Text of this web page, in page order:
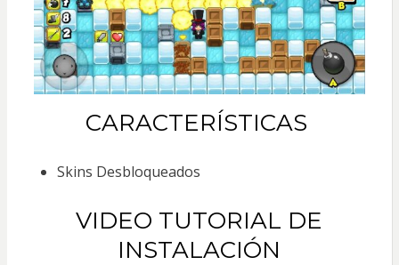
CARACTERÍSTICAS
Skins Desbloqueados
VIDEO TUTORIAL DE
INSTALACIÓN